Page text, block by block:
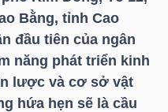
Bằng, tỉnh Cao
đầu tiên của ngân
năng phát triển kinh
lược và cơ sở vật
hứa hẹn sẽ là cầu